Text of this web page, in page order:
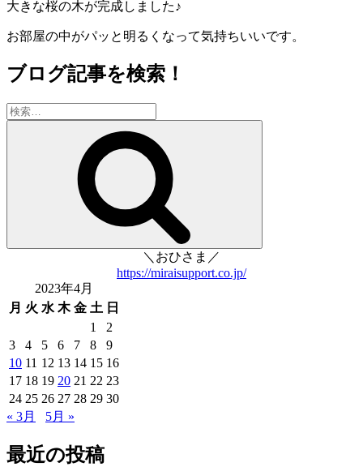
大きな桜の木が完成しました♪
お部屋の中がパッと明るくなって気持ちいいです。
ブログ記事を検索！
検
索:
＼おひさま／
https://miraisupport.co.jp/
2023年4月
月 火 水 木 金 土 日
1
2
3
4 5 6 7 8
9
10 11 12 13 14 15 16
17 18 19 20 21 22 23
24 25 26 27 28 29 30
« 3月
5月 »
最近の投稿